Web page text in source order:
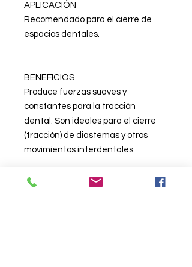
APLICACIÓN
Recomendado para el cierre de
espacios dentales.
BENEFICIOS
Produce fuerzas suaves y
constantes para la tracción
dental. Son ideales para el cierre
(tracción) de diastemas y otros
movimientos interdentales.
CARACTERÍSTICAS